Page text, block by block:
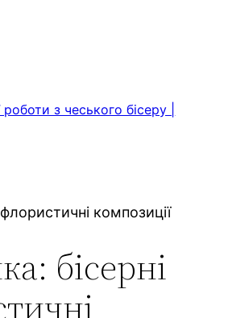
з чеського бісеру |
флористичні композиції
бісерні